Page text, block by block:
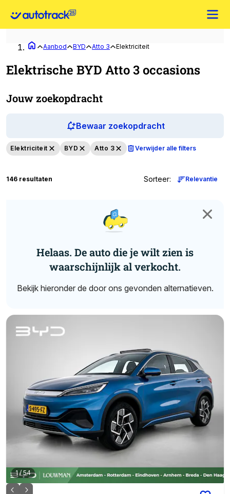
Aanbod BYD Atto 3 Elektriciteit
Elektrische BYD Atto 3 occasions
Jouw zoekopdracht
Bewaar zoekopdracht
Elektriciteit BYD Atto 3 Verwijder alle filters
146 resultaten Sorteer: Relevantie
Helaas. De auto die je wilt zien is
waarschijnlijk al verkocht.
Bekijk hieronder de door ons gevonden alternatieven.
1/54